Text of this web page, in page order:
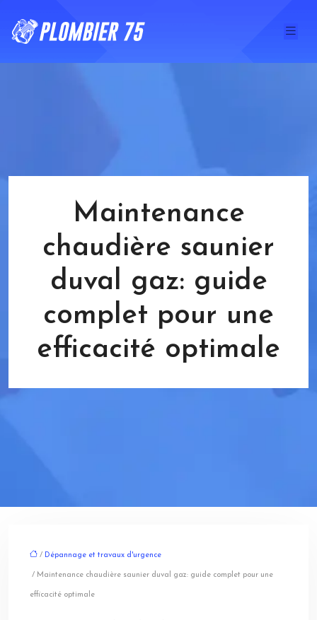
Maintenance
chaudière saunier
duval gaz: guide
complet pour une
efficacité optimale
/ Dépannage et travaux d'urgence
/ Maintenance chaudière saunier duval gaz: guide complet pour une
efficacité optimale